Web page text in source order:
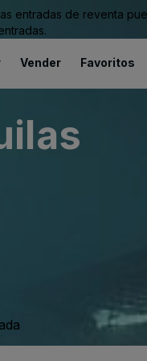
entradas de reventa
Vender Favoritos